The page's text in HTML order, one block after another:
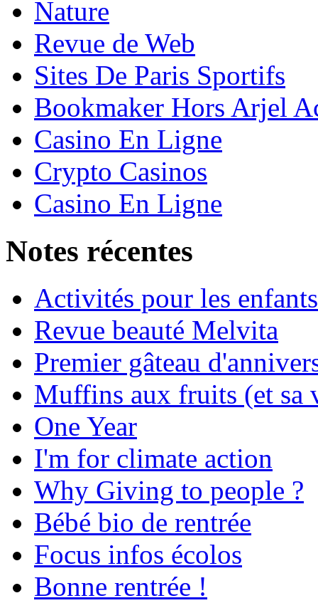
Nature
Revue de Web
Sites De Paris Sportifs
Bookmaker Hors Arjel
Casino En Ligne
Crypto Casinos
Casino En Ligne
Notes récentes
Activités pour les
Revue beauté Melvita
Premier gâteau
Muffins aux fruits (et sa
One Year
I'm for climate action
Why Giving to people ?
Bébé bio de rentrée
Focus infos écolos
Bonne rentrée !